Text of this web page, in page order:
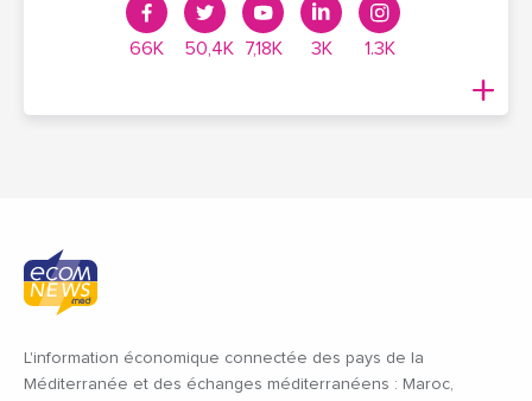
66K 50,4K 7,18K 3K 1.3K
L'information économique connectée des pays de la
Méditerranée et des échanges méditerranéens : Maroc,